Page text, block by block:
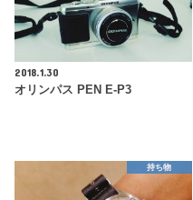
2018.1.30
オリンパス PEN E-P3
持ち物